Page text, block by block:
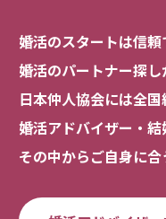
婚活のスタートは信頼
婚活のパートナー探し
日本仲人協会には全
婚活アドバイザー・結
その中からご自身に合